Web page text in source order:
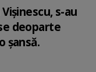
s-au
deoparte
șansă.